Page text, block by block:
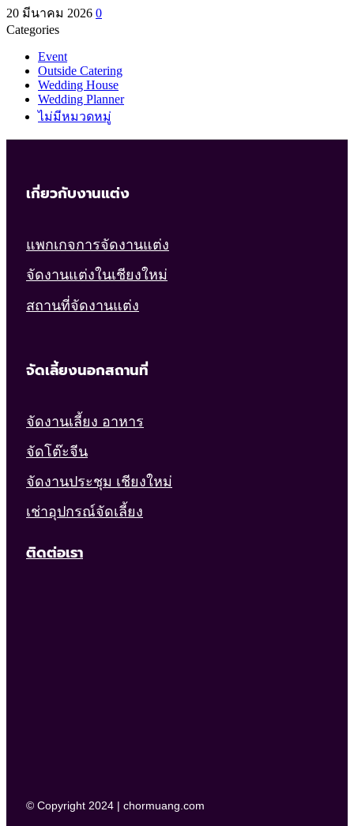
20 มีนาคม 2026 0
Categories
Event
Outside Catering
Wedding House
Wedding Planner
ไม่มีหมวดหมู่
เกี่ยวกับงานแต่ง
แพกเกจการจัดงานแต่ง
จัดงานแต่งในเชียงใหม่
สถานที่จัดงานแต่ง
จัดเลี้ยงนอกสถานที่
จัดงานเลี้ยง อาหาร
จัดโต๊ะจีน
จัดงานประชุม เชียงใหม่
เช่าอุปกรณ์จัดเลี้ยง
ติดต่อเรา
© Copyright 2024 | chormuang.com